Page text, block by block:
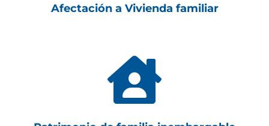
Afectación a Vivienda familiar
